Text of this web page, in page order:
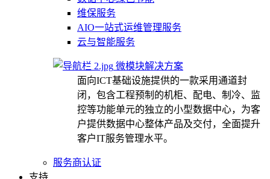
维保服务
AIO一站式运维管理服务
云与智能服务
微模块解决方案
面向ICT基础设施提供的一款采用通道封
闭，包含工程预制的机柜、配电、制冷、监
控等功能单元的独立的小型数据中心，为客
户提供数据中心整体产品及交付，全面提升
客户IT服务管理水平。
服务商认证
支持